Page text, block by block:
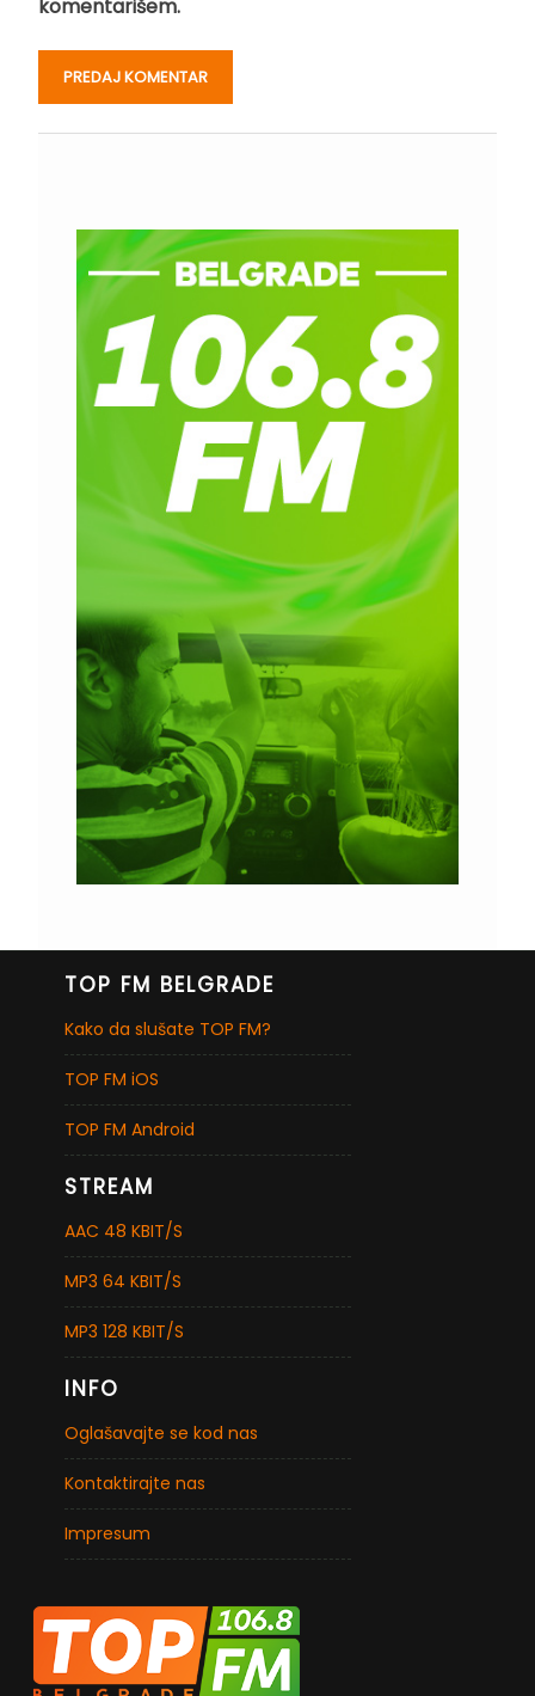
komentarišem.
TOP FM BELGRADE
Kako da slušate TOP FM?
TOP FM iOS
TOP FM Android
STREAM
AAC 48 KBIT/S
MP3 64 KBIT/S
MP3 128 KBIT/S
INFO
Oglašavajte se kod nas
Kontaktirajte nas
Impresum